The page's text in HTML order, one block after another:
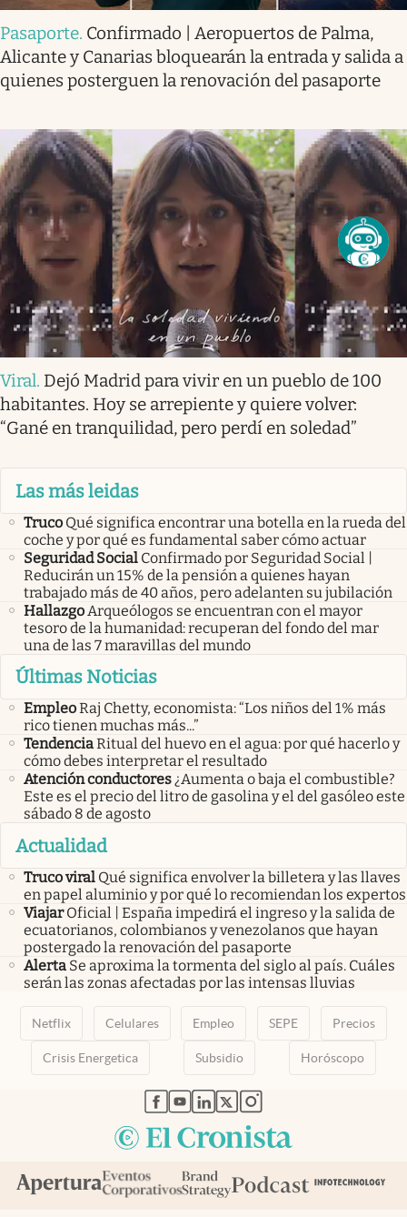
Pasaporte. Confirmado | Aeropuertos de Palma,
Alicante y Canarias bloquearán la entrada y salida a
quienes posterguen la renovación del pasaporte
Viral. Dejó Madrid para vivir en un pueblo de 100
habitantes. Hoy se arrepiente y quiere volver:
“Gané en tranquilidad, pero perdí en soledad”
Las más leidas
Truco Qué significa encontrar una botella en la rueda del
coche y por qué es fundamental saber cómo actuar
Seguridad Social Confirmado por Seguridad Social |
Reducirán un 15% de la pensión a quienes hayan
trabajado más de 40 años, pero adelanten su jubilación
HallazgoArqueólogos se encuentran con el mayor
tesoro de la humanidad: recuperan del fondo del mar
una de las 7 maravillas del mundo
Últimas Noticias
EmpleoRaj Chetty, economista: “Los niños del 1% más
rico tienen muchas más...”
TendenciaRitual del huevo en el agua: por qué hacerlo y
cómo debes interpretar el resultado
Atención conductores¿Aumenta o baja el combustible?
Este es el precio del litro de gasolina y el del gasóleo este
sábado 8 de agosto
Actualidad
Truco viral Qué significa envolver la billetera y las llaves
en papel aluminio y por qué lo recomiendan los expertos
Viajar Oficial | España impedirá el ingreso y la salida de
ecuatorianos, colombianos y venezolanos que hayan
postergado la renovación del pasaporte
Alerta Se aproxima la tormenta del siglo al país. Cuáles
serán las zonas afectadas por las intensas lluvias
Netflix Celulares Empleo SEPE Precios
Crisis Energetica Subsidio Horóscopo
abre en nueva pestaña
abre en nueva pestaña
abre en nueva pestaña
abre en nueva pestaña
abre en nueva pestaña